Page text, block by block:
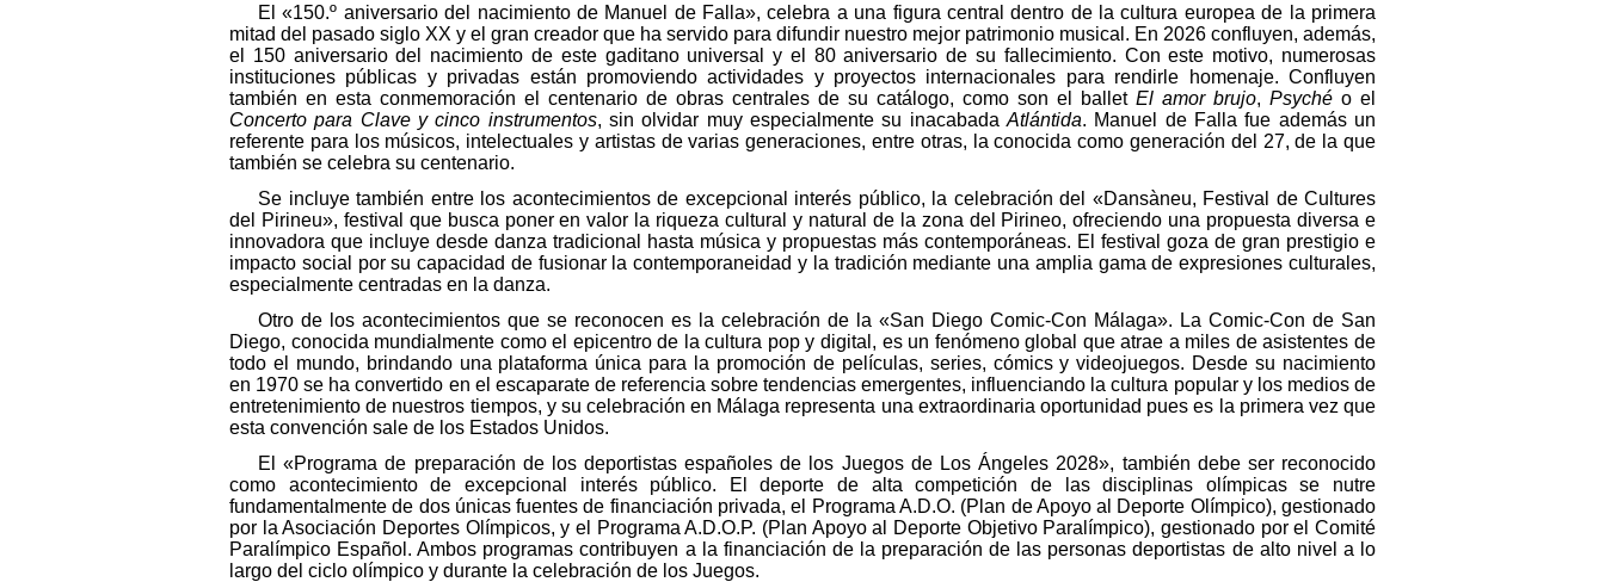
El «150.º aniversario del nacimiento de Manuel de Falla», celebra a una figura central dentro de la cultura europea de la primera
mitad del pasado siglo XX y el gran creador que ha servido para difundir nuestro mejor patrimonio musical. En 2026 confluyen, además,
el 150 aniversario del nacimiento de este gaditano universal y el 80 aniversario de su fallecimiento. Con este motivo, numerosas
instituciones públicas y privadas están promoviendo actividades y proyectos internacionales para rendirle homenaje. Confluyen
también en esta conmemoración el centenario de obras centrales de su catálogo, como son el ballet El amor brujo, Psyché o el
Concerto para Clave y cinco instrumentos, sin olvidar muy especialmente su inacabadaAtlántida. Manuel de Falla fue además un
referente para los músicos, intelectuales y artistas de varias generaciones, entre otras, la conocida como generación del 27, de la que
también se celebra su centenario.
Se incluye también entre los acontecimientos de excepcional interés público, la celebración del «Dansàneu, Festival de Cultures
del Pirineu», festival que busca poner en valor la riqueza cultural y natural de la zona del Pirineo, ofreciendo una propuesta diversa e
innovadora que incluye desde danza tradicional hasta música y propuestas más contemporáneas. El festival goza de gran prestigio e
impacto social por su capacidad de fusionar la contemporaneidad y la tradición mediante una amplia gama de expresiones culturales,
especialmente centradas en la danza.
Otro de los acontecimientos que se reconocen es la celebración de la «San Diego Comic-Con Málaga». La Comic-Con de San
Diego, conocida mundialmente como el epicentro de la cultura pop y digital, es un fenómeno global que atrae a miles de asistentes de
todo el mundo, brindando una plataforma única para la promoción de películas, series, cómics y videojuegos. Desde su nacimiento
en 1970 se ha convertido en el escaparate de referencia sobre tendencias emergentes, influenciando la cultura popular y los medios de
entretenimiento de nuestros tiempos, y su celebración en Málaga representa una extraordinaria oportunidad pues es la primera vez que
esta convención sale de los Estados Unidos.
El «Programa de preparación de los deportistas españoles de los Juegos de Los Ángeles 2028», también debe ser reconocido
como acontecimiento de excepcional interés público. El deporte de alta competición de las disciplinas olímpicas se nutre
fundamentalmente de dos únicas fuentes de financiación privada, el Programa A.D.O. (Plan de Apoyo al Deporte Olímpico), gestionado
por la Asociación Deportes Olímpicos, y el Programa A.D.O.P. (Plan Apoyo al Deporte Objetivo Paralímpico), gestionado por el Comité
Paralímpico Español. Ambos programas contribuyen a la financiación de la preparación de las personas deportistas de alto nivel a lo
largo del ciclo olímpico y durante la celebración de los Juegos.